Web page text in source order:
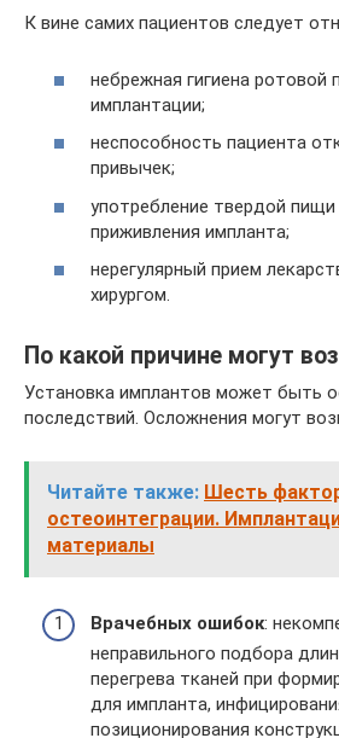
К вине самих пациентов следует
небрежная гигиена ротовой
имплантации;
неспособность пациента
привычек;
употребление твердой пищи
приживления импланта;
нерегулярный прием
хирургом.
По какой причине могут
Установка имплантов может быть
последствий. Осложнения могут
Читайте также: Шесть
остеоинтеграции.
материалы
Врачебных ошибок:
неправильного подбора
перегрева тканей при
для импланта,
позиционирования